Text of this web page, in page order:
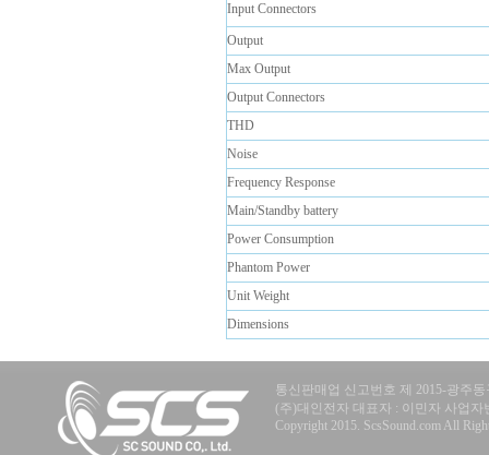
Input Connectors
Output
Max Output
Output Connectors
THD
Noise
Frequency Response
Main/Standby battery
Power Consumption
Phantom Power
Unit Weight
Dimensions
통신판매업 신고번호 제 2015-광주
(주)대인전자 대표자 : 이민자 사업자
Copyright 2015. ScsSound.com All